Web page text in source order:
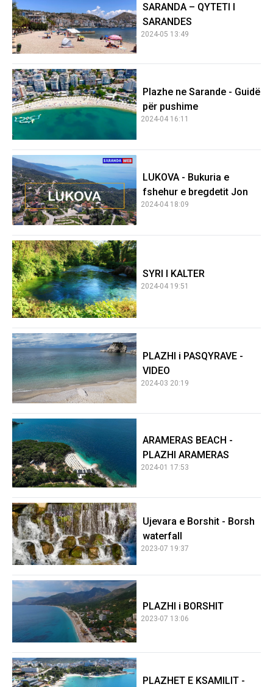
SARANDA – QYTETI I
SARANDES
2024-05 13:49
Plazhe ne Sarande - Guidë
për pushime
2024-04 16:11
LUKOVA - Bukuria e
fshehur e bregdetit Jon
2024-04 18:09
SYRI I KALTER
2024-04 19:51
PLAZHI i PASQYRAVE -
VIDEO
2024-03 20:19
ARAMERAS BEACH -
PLAZHI ARAMERAS
2024-01 17:53
Ujevara e Borshit - Borsh
waterfall
2023-07 19:37
PLAZHI i BORSHIT
2023-07 13:06
PLAZHET E KSAMILIT -